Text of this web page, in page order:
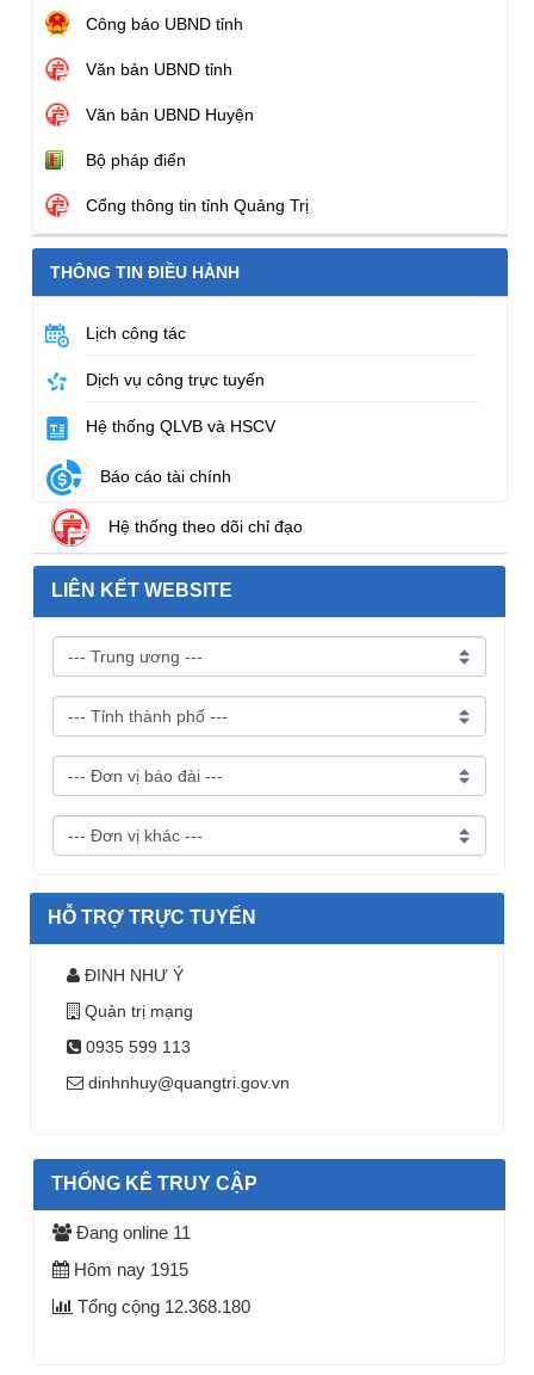
Công báo UBND tỉnh
Văn bản UBND tỉnh
Văn bản UBND Huyện
Bộ pháp điển
Cổng thông tin tỉnh Quảng Trị
THÔNG TIN ĐIỀU HÀNH
Lịch công tác
Dịch vụ công trực tuyến
Hệ thống QLVB và HSCV
Báo cáo tài chính
Hệ thống theo dõi chỉ đạo
LIÊN KẾT WEBSITE
HỖ TRỢ TRỰC TUYẾN
ĐINH NHƯ Ý
Quản trị mạng
0935 599 113
dinhnhuy@quangtri.gov.vn
THỐNG KÊ TRUY CẬP
Đang online 11
Hôm nay 1915
Tổng cộng 12.368.180